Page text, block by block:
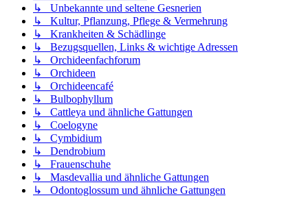
↳ Unbekannte und seltene Gesnerien
↳ Kultur, Pflanzung, Pflege & Vermehrung
↳ Krankheiten & Schädlinge
↳ Bezugsquellen, Links & wichtige Adressen
↳ Orchideenfachforum
↳ Orchideen
↳ Orchideencafé
↳ Bulbophyllum
↳ Cattleya und ähnliche Gattungen
↳ Coelogyne
↳ Cymbidium
↳ Dendrobium
↳ Frauenschuhe
↳ Masdevallia und ähnliche Gattungen
↳ Odontoglossum und ähnliche Gattungen